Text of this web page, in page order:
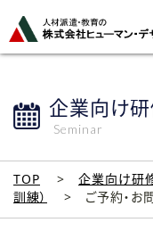
企業向け
Seminar
TOP 企業向け研
訓練）
ご予約・お
ジ
ト